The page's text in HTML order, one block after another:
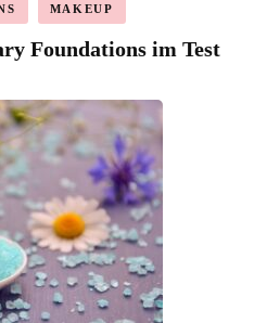
MAKEUP
Foundations im Test